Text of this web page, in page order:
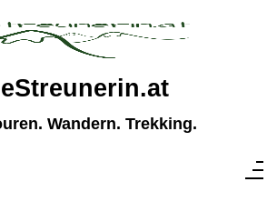
Wandern. Trekking.